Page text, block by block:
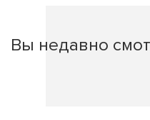
Вы недавно